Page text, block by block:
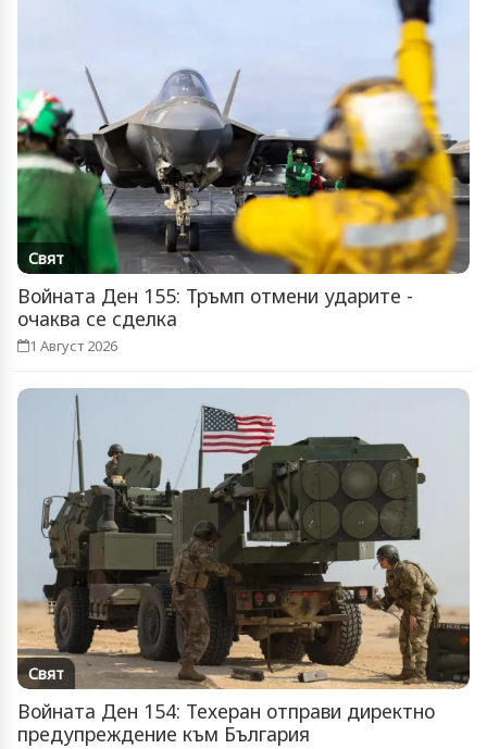
Свят
Войната Ден 155: Тръмп отмени ударите -
очаква се сделка
1 Август 2026
Свят
Войната Ден 154: Техеран отправи директно
предупреждение към България